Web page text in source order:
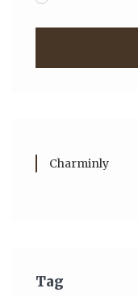
Charminly
Tag